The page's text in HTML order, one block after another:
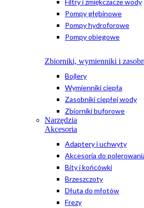
Pompy głębinowe
Pompy hydroforowe
Pompy obiegowe
Zbiorniki, wymienniki i
Bojlery
Wymienniki ciepła
Zasobniki ciepłej wody
Zbiorniki buforowe
Narzędzia
Akcesoria
Adaptery i uchwyty
Akcesoria do
Bity i końcówki
Brzeszczoty
Dłuta do młotów
Frezy